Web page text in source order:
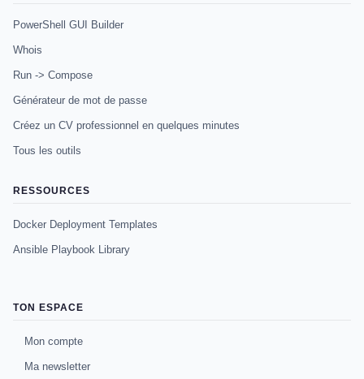
PowerShell GUI Builder
Whois
Run -> Compose
Générateur de mot de passe
Créez un CV professionnel en quelques minutes
Tous les outils
RESSOURCES
Docker Deployment Templates
Ansible Playbook Library
TON ESPACE
Mon compte
Ma newsletter